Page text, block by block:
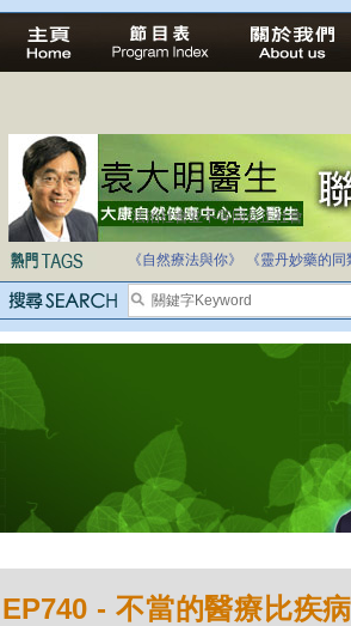
自家教育合法化-推動多元化教育
《自然療法與你》 《靈丹妙藥的同
EP740 - 不當的醫療比疾